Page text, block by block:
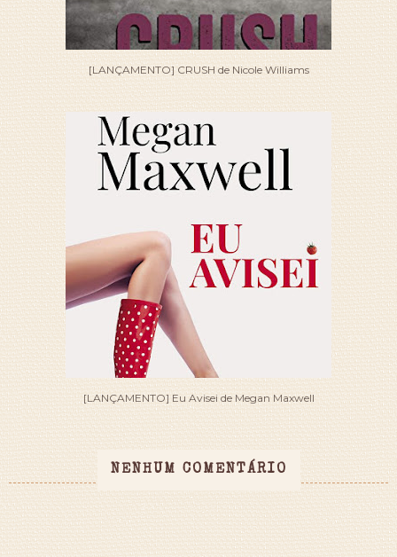
[LANÇAMENTO] CRUSH de Nicole Williams
[LANÇAMENTO] Eu Avisei de Megan Maxwell
NENHUM COMENTÁRIO